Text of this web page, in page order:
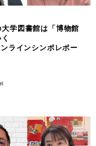
学図書館は「博物館
ラインシンポレポー